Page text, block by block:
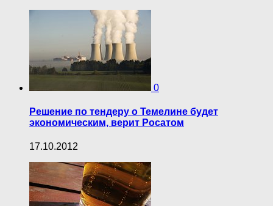
0
Решение по тендеру о Темелине будет
экономическим, верит Росатом
17.10.2012